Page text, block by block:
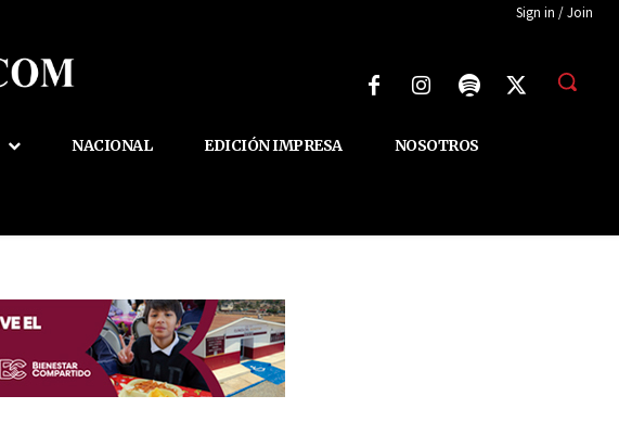
Sign in / Join
NACIONAL EDICIÓN IMPRESA NOSOTROS